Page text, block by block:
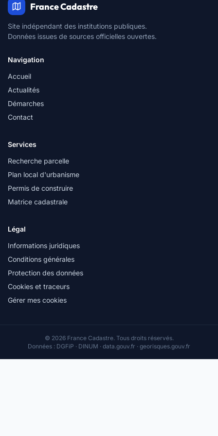
France Cadastre
Site indépendant des institutions publiques.
Données issues de sources officielles ouvertes.
Navigation
Accueil
Actualités
Démarches
Contact
Services
Recherche parcelle
Plan local d'urbanisme
Permis de construire
Matrice cadastrale
Légal
Informations juridiques
Conditions générales
Protection des données
Cookies et traceurs
Gérer mes cookies
© 2026 France Cadastre. Tous droits réservés.
Données : DGFiP · DINUM · data.gouv.fr · georisques.gouv.fr